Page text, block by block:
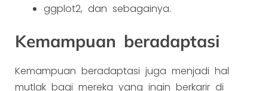
ggplot2, dan sebagainya.
Kemampuan beradaptasi
Kemampuan beradaptasi juga menjadi hal
mutlak bagi mereka yang ingin berkarir di